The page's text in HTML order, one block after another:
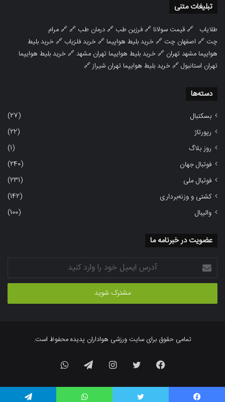
تبلیغات متنی
طلایاب 🔗قیمت سولانا 🔗فرزین طب 🔗درمان طب 🔗 🔗مرام
چت 🔗 اصفهان چت 🔗خرید بلیط هواپیما 🔗خرید فلزیاب 🔗خرید بلیط
هوایپما مشهد تهران 🔗خرید بلیط هوایپما تهران مشهد🔗خرید بلیط هوایپما
تهران استانبول🔗خرید بلیط هوایپما تهران شیراز🔗
دسته‌ها
بسکتبال
(27)
رپورتاژ
(22)
روز بلاگ
(1)
فوتبال جهان
(240)
فوتبال ملی
(231)
کشتی و وزنه‌برداری
(142)
والیبال
(100)
عضویت در خبرنامه ما
آدرس
ایمیل
خود
وارد
تمامی حقوق برای سایت ورزشی هواداران پدیده محفوظ است.
فیسبوک توییتر اینستاگرام تلگرام
آپ